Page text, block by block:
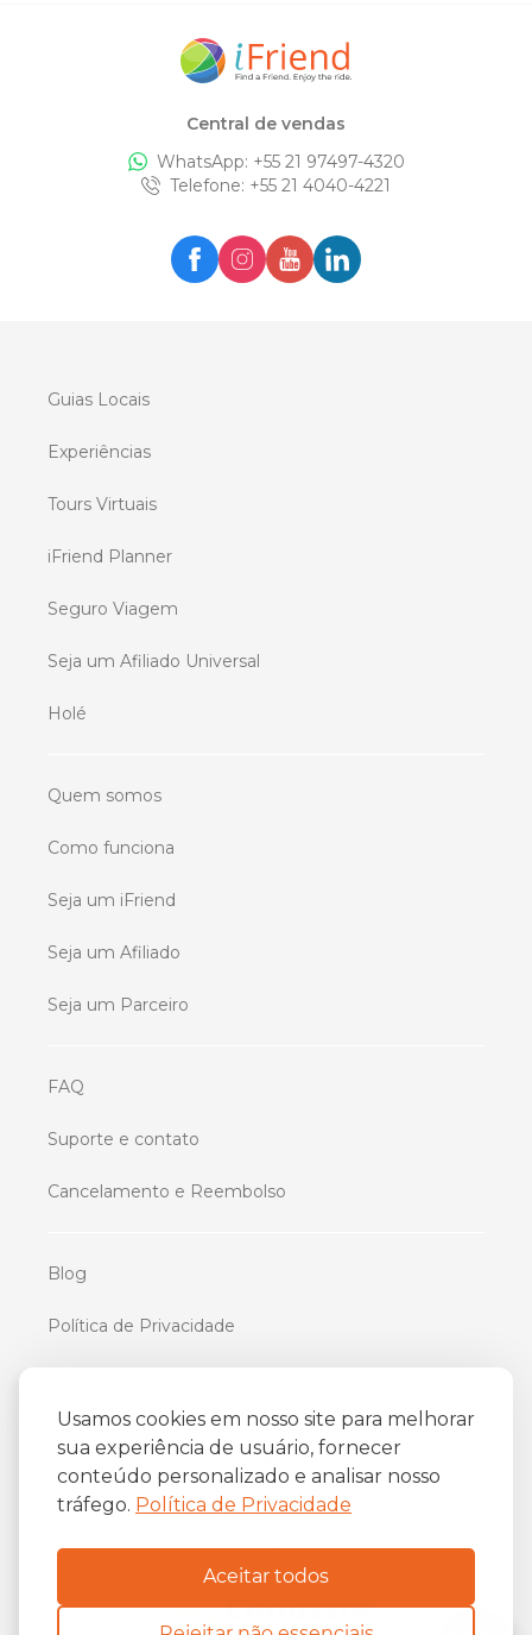
Usamos cookies em nosso site para melhorar
sua experiência de usuário, fornecer
conteúdo personalizado e analisar nosso
tráfego. Política de Privacidade
Aceitar todos
Central de vendas
WhatsApp: +55 21 97497-4320
Telefone: +55 21 4040-4221
Guias Locais
Experiências
Tours Virtuais
iFriend Planner
Seguro Viagem
Seja um Afiliado Universal
Holé
Quem somos
Como funciona
Seja um iFriend
Seja um Afiliado
Seja um Parceiro
FAQ
Suporte e contato
Cancelamento e Reembolso
Blog
Política de Privacidade
iFriend
Av. Almirante Barroso 81, 34oandar
Centro, Rio de Janeiro/RJ
20031-004